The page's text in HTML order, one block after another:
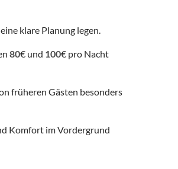
klare Planung legen.
80€ und 100€ pro Nacht
früheren Gästen besonders
Komfort im Vordergrund